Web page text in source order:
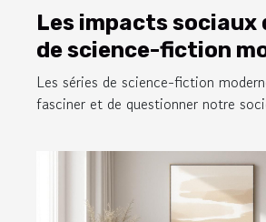
Les impacts sociaux
de science-fiction
Les séries de science-fiction
fasciner et de questionner notre